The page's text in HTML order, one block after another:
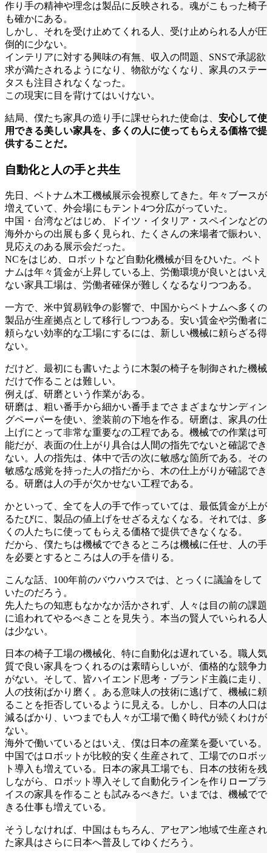
作り手の精神や理念は製品に反映される。魂がこもった椅子
も確かにある。
しかし、それを受け止めてくれる人、受け止められる人が圧
倒的に少ない。
インテリアに対する興味の有無、収入の問題、SNSで承認欲
求が満たされるようになり、物欲がなくなり、家具のステー
タスも注目されなくなった。
この現実に目を背けてはいけない。
結局、僕たち家具の造り手に課せられた使命は、 安心して使
用できる美しい家具を、多くの人に使ってもらえる価格で提
供することだ。
自動化と人の手と共生
先日、ベトナム木工機械展示会視察してきた。年々ブースが
増えていて、外会場にもテント4つ分広がっていた。
中国・台湾などはじめ、ドイツ・イタリア・スペインなどの
海外からの出展も多く見られ、たくさんの来場者で賑わい、
見応えのある展示会だった。
NCをはじめ、ロボットなど自動化機械が目をひいた。ベト
ナムは年々賃金が上昇している上、労働環境が良いとはいえ
ない家具工場は、労働者確保が難しくなるなりつつある。
一方で、米中貿易戦争の影響で、中国からベトナムへ多くの
製品が生産拠点として移行しつつある。安い賃金や労働者に
頼らない効率的な工場にするには、新しい機械に頼らざる得
ない。
だけど、最初にも書いたように木製の椅子を制御された機械
だけで作ることは難しい。
例えば、研磨という作業がある。
研磨は、粗い番手から細かい番手までさまざまなサンディン
グペーパーを使い、塗装前の下地を作る。研磨は、家具の仕
上げにとって非常な重要なの工程である。機械での作業は可
能だが、表面の仕上がり具合は人間の指先でないと確認でき
ない。人の指先は、体中で舌の次に敏感な箇所である。その
敏感な感覚を持った人の指だから、木の仕上がりが確認でき
る。研磨は人の手が欠かせない工程である。
かといって、全てを人の手で作っていては、最低賃金が上が
るたびに、製品の値上げをせざるえなくなる。それでは、多
くの人たちに使ってもらえる価格で提供できなくなる。
だから、僕たちは機械でできるところは機械に任せ、人の手
を必要とするところは人の手を借りる。
こんな話、100年前のバウハウスでは、とっくに議論をして
いたのだろう。
先人たちの知恵もなかなか活かされず、人々は目の前の課題
に追われてやるべきことを見失う。本当の賢人でいられる人
は少ない。
日本の椅子工場の機械化、特に自動化は遅れている。職人気
質で良い家具をつくれるのは素晴らしいが、価格的な競争力
がない。そして、皆ハイエンド思考・ブランド主義に走り、
人の技術ばかり磨く。ある意味人の技術に逃げて、機械に頼
ることを拒否しているように見える。しかし、日本の人口は
減るばかり、いつまでも人々が工場で働く時代が続くわけが
ない。
海外で働いているとはいえ、僕は日本の産業を憂いている。
中国ではロボットが比較的安く生産されて、工場でのロボッ
ト導入も増えている。日本の家具工場でも、日本の技術を残
しながら、ロボット導入そして自動化ラインを作りロープラ
イスの家具を作ることも試みるべきだ。いまでは、機械でで
きる仕事も増えている。
そうしなければ、中国はもちろん、アセアン地域で生産され
た家具はさらに日本へ普及してゆくだろう。